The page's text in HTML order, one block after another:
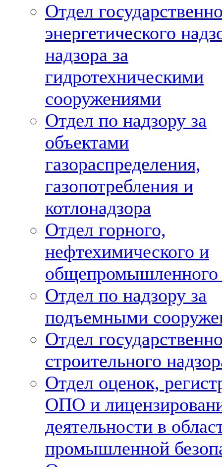
Отдел
энергетического
надзора за
гидротехническими
сооружениями
Отдел по надзору за
объектами
газораспределения,
газопотребления и
котлонадзора
Отдел горного,
нефтехимического и
общепромышленного
Отдел по надзору за
подъемными
Отдел
строительного
Отдел оценок,
ОПО и
деятельности в
промышленной